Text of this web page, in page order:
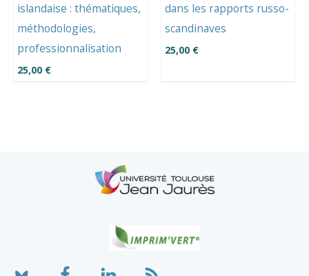
islandaise : thématiques,
méthodologies,
professionnalisation
25,00 €
dans les rapports russo-
scandinaves
25,00 €